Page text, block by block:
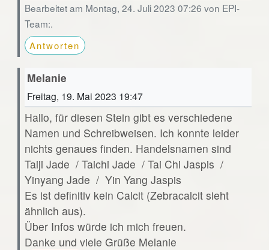
Bearbeitet am Montag, 24. Juli 2023 07:26 von EPI-
Team:.
Antworten
Melanie
Freitag, 19. Mai 2023 19:47
Hallo, für diesen Stein gibt es verschiedene
Namen und Schreibweisen. Ich konnte leider
nichts genaues finden. Handelsnamen sind
Taiji Jade / Taichi Jade / Tai Chi Jaspis /
Yinyang Jade / Yin Yang Jaspis
Es ist definitiv kein Calcit (Zebracalcit sieht
ähnlich aus).
Über Infos würde ich mich freuen.
Danke und viele Grüße Melanie